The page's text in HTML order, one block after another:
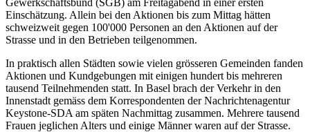
Einschätzung. Allein bei den Aktionen bis zum Mittag hätten
schweizweit gegen 100'000 Personen an den Aktionen auf der
Strasse und in den Betrieben teilgenommen.
In praktisch allen Städten sowie vielen grösseren Gemeinden fanden
Aktionen und Kundgebungen mit einigen hundert bis mehreren
tausend Teilnehmenden statt. In Basel brach der Verkehr in den
Innenstadt gemäss dem Korrespondenten der Nachrichtenagentur
Keystone-SDA am späten Nachmittag zusammen. Mehrere tausend
Frauen jeglichen Alters und einige Männer waren auf der Strasse.